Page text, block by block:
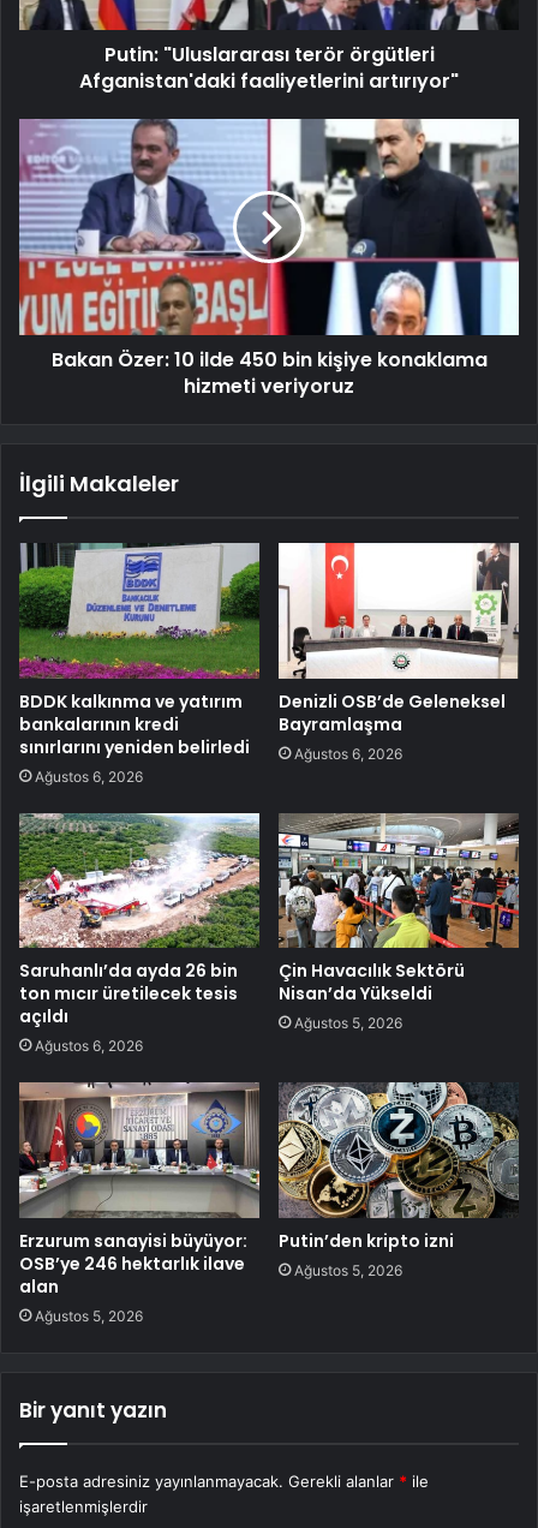
Putin: "Uluslararası terör örgütleri
Afganistan'daki faaliyetlerini artırıyor"
Bakan Özer: 10 ilde 450 bin kişiye konaklama
hizmeti veriyoruz
İlgili Makaleler
BDDK kalkınma ve yatırım
bankalarının kredi
sınırlarını yeniden belirledi
Ağustos 6, 2026
Denizli OSB’de Geleneksel
Bayramlaşma
Ağustos 6, 2026
Saruhanlı’da ayda 26 bin
ton mıcır üretilecek tesis
açıldı
Ağustos 6, 2026
Çin Havacılık Sektörü
Nisan’da Yükseldi
Ağustos 5, 2026
Erzurum sanayisi büyüyor:
OSB’ye 246 hektarlık ilave
alan
Ağustos 5, 2026
Putin’den kripto izni
Ağustos 5, 2026
Bir yanıt yazın
E-posta adresiniz yayınlanmayacak. Gerekli alanlar * ile
işaretlenmişlerdir